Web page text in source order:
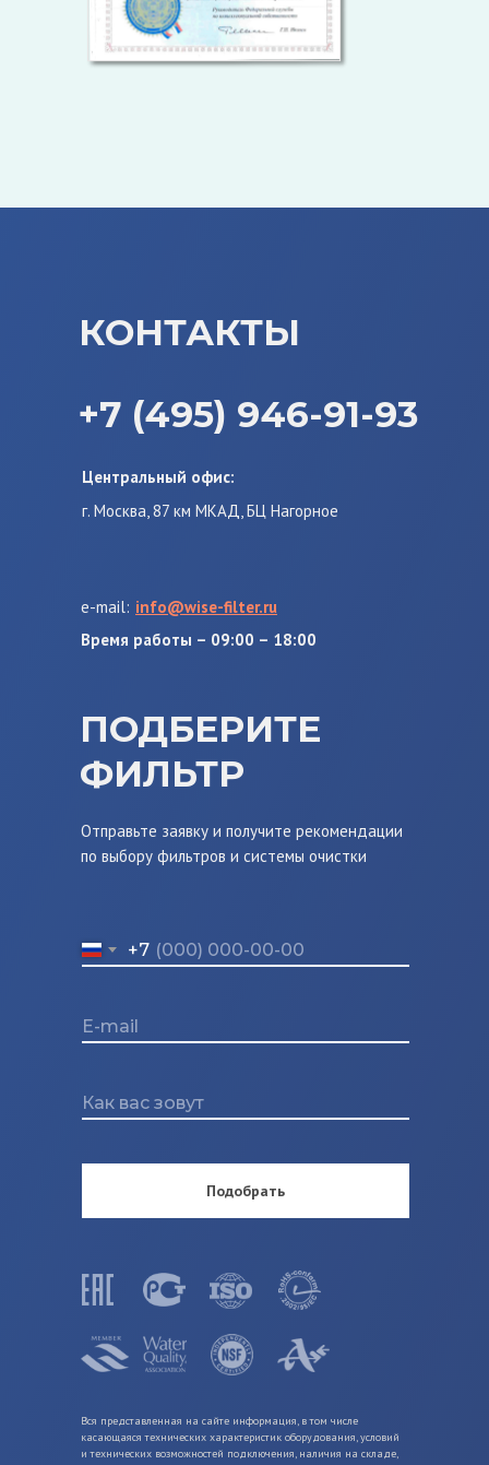
Центральный офис:
КОНТАКТЫ
+7 (495) 946-91-93
ПОДБЕРИТЕ
ФИЛЬТР
Отправьте заявку и получите рекомендации
по выбору фильтров и системы очистки
+7
Подобрать
info@wise-filter.ru
e-mail:
Вся представленная на сайте информация, в том числе
касающаяся технических характеристик оборудования, условий
и технических возможностей подключения, наличия на складе,
Время работы – 09:00 – 18:00
г. Москва, 87 км МКАД, БЦ Нагорное